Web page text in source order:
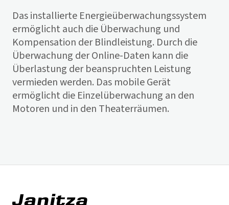
Das installierte Energieüberwachungssystem
ermöglicht auch die Überwachung und
Kompensation der Blindleistung. Durch die
Überwachung der Online-Daten kann die
Überlastung der beanspruchten Leistung
vermieden werden. Das mobile Gerät
ermöglicht die Einzelüberwachung an den
Motoren und in den Theaterräumen.